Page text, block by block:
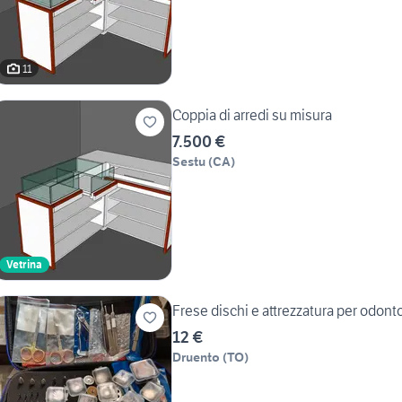
11
Vetrina
Coppia di arredi su misura
7.500 €
Sestu (CA)
Frese dischi e attrezzatura per
12 €
Druento (TO)